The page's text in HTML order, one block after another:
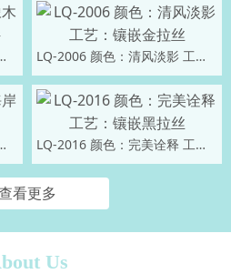
：镶嵌国潮装饰件 LQ-2006 颜色：清风淡影 工艺：镶嵌金拉丝
艺：镶嵌铜拉丝 LQ-2016 颜色：完美诠释 工艺：镶嵌黑拉丝
看更多
Us